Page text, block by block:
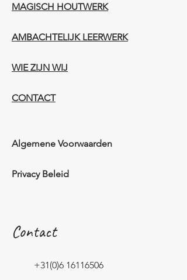
MAGISCH HOUTWERK
AMBACHTELIJK LEERWERK​
WIE ZIJN WIJ​​
CONTACT
Algemene Voorwaarden
Privacy Beleid
Contact
+31(0)6 16116506